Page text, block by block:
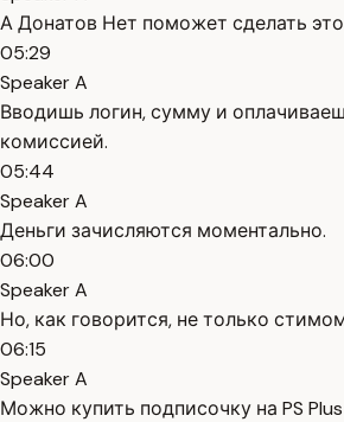
А Донатов Нет поможет сделать это
05:29
Speaker A
Вводишь логин, сумму и
комиссией.
05:44
Speaker A
Деньги зачисляются моментально.
06:00
Speaker A
Но, как говорится, не только
06:15
Speaker A
Можно купить подписочку на PS